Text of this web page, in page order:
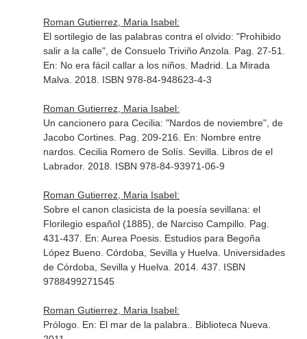
Roman Gutierrez, Maria Isabel:
El sortilegio de las palabras contra el olvido: "Prohibido
salir a la calle", de Consuelo Triviño Anzola. Pag. 27-51.
En: No era fácil callar a los niños. Madrid. La Mirada
Malva. 2018. ISBN 978-84-948623-4-3
Roman Gutierrez, Maria Isabel:
Un cancionero para Cecilia: "Nardos de noviembre", de
Jacobo Cortines. Pag. 209-216. En: Nombre entre
nardos. Cecilia Romero de Solís. Sevilla. Libros de el
Labrador. 2018. ISBN 978-84-93971-06-9
Roman Gutierrez, Maria Isabel:
Sobre el canon clasicista de la poesía sevillana: el
Florilegio español (1885), de Narciso Campillo. Pag.
431-437. En: Aurea Poesis. Estudios para Begoña
López Bueno. Córdoba, Sevilla y Huelva. Universidades
de Córdoba, Sevilla y Huelva. 2014. 437. ISBN
9788499271545
Roman Gutierrez, Maria Isabel:
Prólogo. En: El mar de la palabra.
. Biblioteca Nueva.